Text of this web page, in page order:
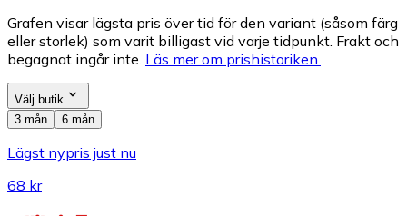
Grafen visar lägsta pris över tid för den variant (såsom färg
eller storlek) som varit billigast vid varje tidpunkt. Frakt och
begagnat ingår inte. Läs mer om prishistoriken.
Välj butik
3 mån
6 mån
Lägst nypris just nu
68 kr